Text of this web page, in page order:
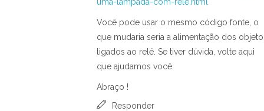
Você pode usar o mesmo código fonte, o
que mudaria seria a alimentação dos
ligados ao relé. Se tiver dúvida, volte aqui
que ajudamos você.
Abraço !
Responder